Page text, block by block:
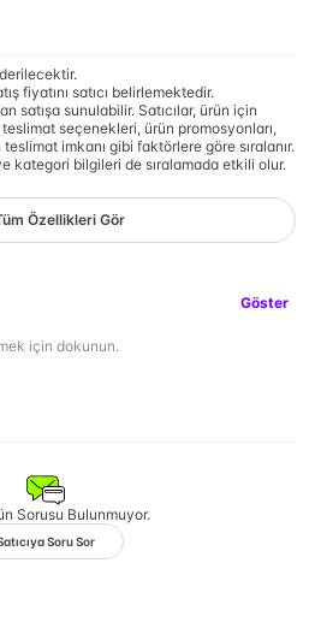
fiyatını satıcı belirlemektedir.
satışa sunulabilir. Satıcılar, ürün için
seçenekleri, ürün promosyonları,
imkanı gibi faktörlere göre sıralanır.
kategori bilgileri de sıralamada etkili olur.
Özellikleri Gör
Göster
için dokunun.
Sorusu Bulunmuyor.
Soru Sor